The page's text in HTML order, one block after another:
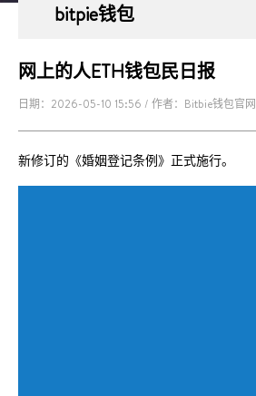
bitpie钱包
网上的人ETH钱包民日报
日期：2026-05-10 15:56 / 作者：Bitbie钱包官网
新修订的《婚姻登记条例》正式施行。